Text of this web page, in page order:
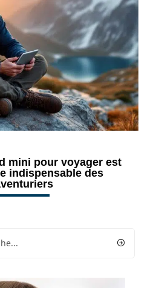
mini pour voyager est
indispensable des